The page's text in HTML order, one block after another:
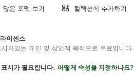
많은 포맷 보기 컬렉션에 추가하기
이센스
가있는 개인 및 상업적 목적으로 무료입니다.
시가 필요합니다. 어떻게 속성을 지정하나요?